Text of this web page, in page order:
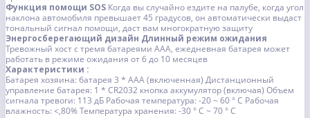
Функция помощи SOS Когда вы случайно ездите на палубе, когда угол
наклона автомобиля превышает 45 градусов, он автоматически выдаст
тональный сигнал помощи, даст вам многократную защиту
Энергосберегающий дизайн Длинный режим ожидания
Тревожный хост с тремя батареями AAA, ежедневная батарея может
работать в режиме ожидания от 6 до 10 месяцев
Характеристики :
Батарея хозяина: батарея 3 * AAA (включенная) Дистанционный
управление батарея: 1 * CR2032 кнопка аккумулятор (включая) Объем
сигнала тревоги: 113 дБ Рабочая температура: -20 ~ 60 ° C Рабочая
влажность: <,80%Температура хранения: -30 ° C ~ 70 ° C